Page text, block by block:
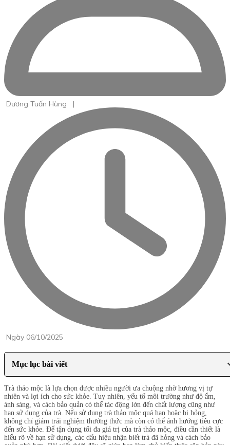
Dương Tuấn Hùng |
Ngày 06/10/2025
Mục lục bài viết
Trà thảo mộc là lựa chọn được nhiều người ưa chuộng nhờ hương vị tự
nhiên và lợi ích cho sức khỏe. Tuy nhiên, yếu tố môi trường như độ ẩm,
ánh sáng, và cách bảo quản có thể tác động lớn đến chất lượng cũng như
hạn sử dụng của trà. Nếu sử dụng trà thảo mộc quá hạn hoặc bị hỏng,
không chỉ giảm trải nghiệm thưởng thức mà còn có thể ảnh hưởng tiêu cực
đến sức khỏe. Để tận dụng tối đa giá trị của trà thảo mộc, điều cần thiết là
hiểu rõ về hạn sử dụng, các dấu hiệu nhận biết trà đã hỏng và cách bảo